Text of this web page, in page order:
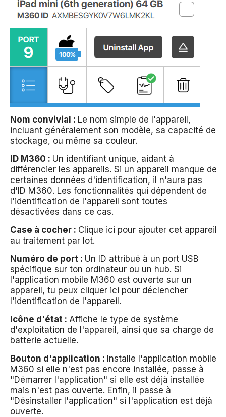
Nom convivial : Le nom simple de l'appareil,
incluant généralement son modèle, sa capacité de
stockage, ou même sa couleur.
ID M360 : Un identifiant unique, aidant à
différencier les appareils. Si un appareil manque de
certaines données d'identification, il n'aura pas
d'ID M360. Les fonctionnalités qui dépendent de
l'identification de l'appareil sont toutes
désactivées dans ce cas.
Case à cocher : Clique ici pour ajouter cet appareil
au traitement par lot.
Numéro de port : Un ID attribué à un port USB
spécifique sur ton ordinateur ou un hub. Si
l'application mobile M360 est ouverte sur un
appareil, tu peux cliquer ici pour déclencher
l'identification de l'appareil.
Icône d'état : Affiche le type de système
d'exploitation de l'appareil, ainsi que sa charge de
batterie actuelle.
Bouton d'application : Installe l'application mobile
M360 si elle n'est pas encore installée, passe à
"Démarrer l'application" si elle est déjà installée
mais n'est pas ouverte. Enfin, il passe à
"Désinstaller l'application" si l'application est déjà
ouverte.